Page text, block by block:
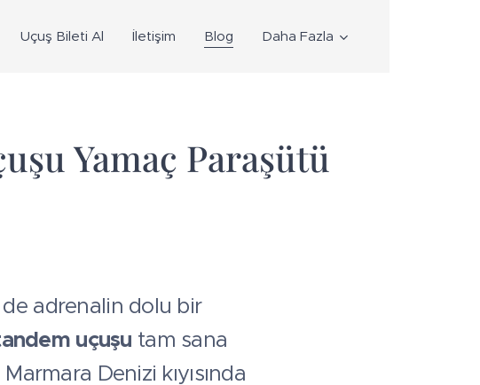
Uçuş Bileti Al İletişim Blog Daha Fazla
Yamaç Paraşütü
adrenalin dolu bir
uçuşu tam sana
Denizi kıyısında